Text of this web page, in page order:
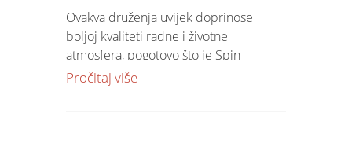
konkurentnost.
U ime tvrtke Spin, priznanje je primio
Ovakva druženja uvijek doprinose
boljoj kvaliteti radne i životne
atmosfera, pogotovo što je Spin
narastao na već 51 osobu!
Pročitaj više